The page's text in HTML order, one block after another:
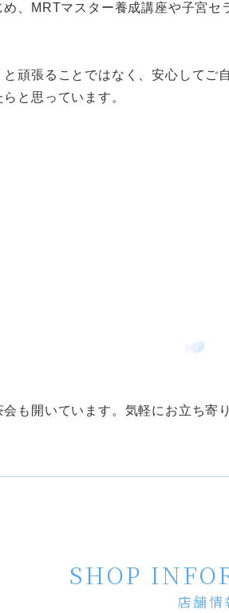
、MRTマスター養成講座や子宮セ
頑張ることではなく、安心してご
と思っています。
も開いています。気軽にお立ち寄
SHOP
店舗情